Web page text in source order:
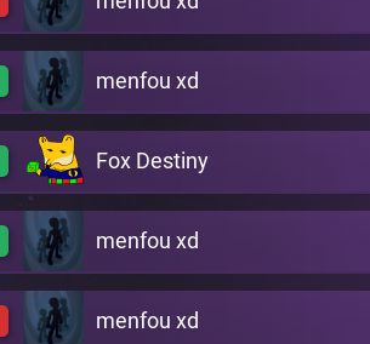
0
0
menfou xd
3 Fox Destiny
3 menfou xd
3 menfou xd